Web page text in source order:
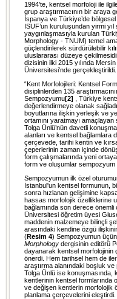
1994’te, kentsel morfoloji ile
grup araştırmacının bir araya
İspanya ve Türkiye’de
ISUF’un kuruluşundan yirmi
yaygınlaşmasıyla kurulan
Morphology - TNUM) temel
güçlendirilerek sürdürülebilir
uluslararası düzeye
dizisinin ilki 2015 yılında
Üniversitesi’nde gerçekleştirildi.
“Kent Morfolojileri: Kentsel
disiplinlerden 135
Sempozyumu[2]
, Türkiye
değerlendirmeye olanak
boyutlarına ilişkin yerleşik ve
ortamını yaratmayı
Tolga Ünlü’nün davetli
alanları ve kentsel bağlamlara
çerçevede, tarihi kentin ve
çeperlerinin zaman içinde
form çalışmalarında yeni
form ve oluşumlar sempozyum
Sempozyumun ilk özel
İstanbul'un kentsel formunun,
sonra hızlanan gelişimine
hassas morfolojik özelliklerine
bağlamında son derece önemli
Üniversitesi öğretim üyesi
maddenin malzemeye bilinçli
arasındaki kendine özgü
(Resim 4) Sempozyumun
Morphology dergisinin editörü
dayanarak kentsel morfolojinin
önerdi. Hem tarihsel hem de
araştırma alanındaki boşluk ve
Tolga Ünlü ise konuşmasında,
kentlerinin kentsel formlarında
ve değişen kentlerin morfolojik
planlama çerçevelerini eleştirdi.